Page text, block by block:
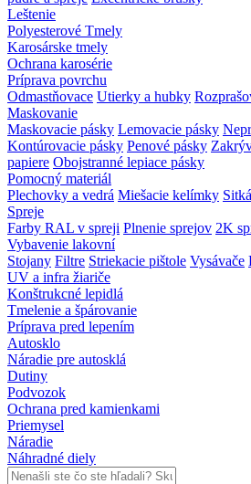
Leštenie
Polyesterové Tmely
Karosárske tmely
Ochrana karosérie
Príprava povrchu
Odmastňovace Utierky a hubky
Maskovanie
Maskovacie pásky Lemovacie pásky
Kontúrovacie pásky Penové pásky
papiere Obojstranné lepiace pásky
Pomocný materiál
Plechovky a vedrá Miešacie kelímky Sitká
Spreje
Farby RAL v spreji Plnenie sprejov 2K
Vybavenie lakovní
Stojany Filtre Striekacie pištole Vysávače
UV a infra žiariče
Konštrukcné lepidlá
Tmelenie a špárovanie
Príprava pred lepením
Autosklo
Náradie pre autosklá
Dutiny
Podvozok
Ochrana pred kamienkami
Priemysel
Náradie
Náhradné diely